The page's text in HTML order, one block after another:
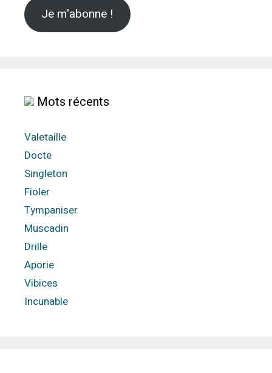
Je m'abonne !
Mots récents
Valetaille
Docte
Singleton
Fioler
Tympaniser
Muscadin
Drille
Aporie
Vibices
Incunable